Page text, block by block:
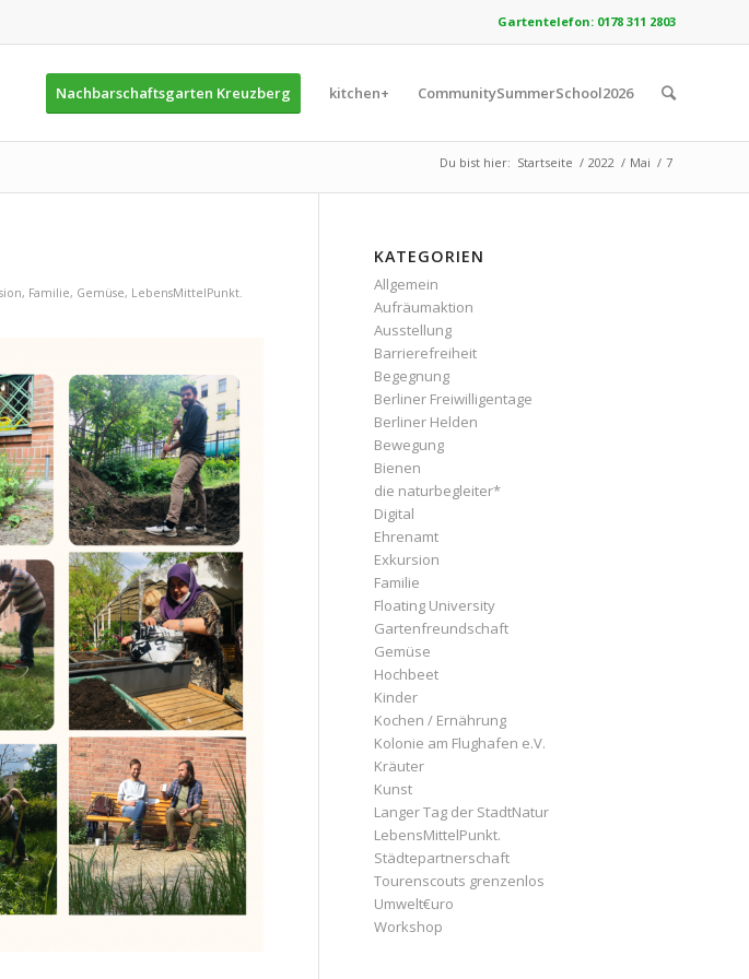
Gartentelefon: 0178 311 2803
Nachbarschaftsgarten Kreuzberg kitchen+ CommunitySummerSchool2026
Du bist hier: Startseite / 2022 / Mai / 7
, Familie, Gemüse, LebensMittelPunkt.
KATEGORIEN
Allgemein
Aufräumaktion
Ausstellung
Barrierefreiheit
Begegnung
Berliner Freiwilligentage
Berliner Helden
Bewegung
Bienen
die naturbegleiter*
Digital
Ehrenamt
Exkursion
Familie
Floating University
Gartenfreundschaft
Gemüse
Hochbeet
Kinder
Kochen / Ernährung
Kolonie am Flughafen e.V.
Kräuter
Kunst
Langer Tag der StadtNatur
LebensMittelPunkt.
Städtepartnerschaft
Tourenscouts grenzenlos
Umwelt€uro
Workshop